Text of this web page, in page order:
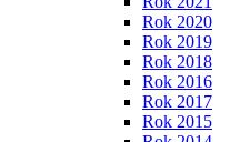
Rok 2020
Rok 2019
Rok 2018
Rok 2016
Rok 2017
Rok 2015